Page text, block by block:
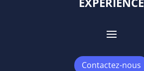
Contactez-nous